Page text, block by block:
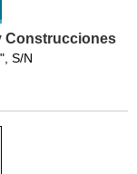
Construcciones
S/N